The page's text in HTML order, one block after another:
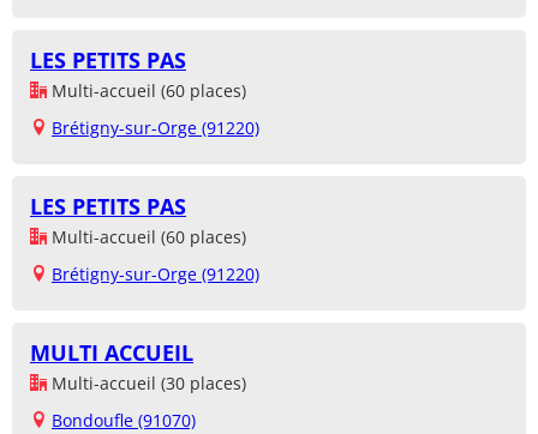
LES PETITS PAS
Multi-accueil (60 places)
Brétigny-sur-Orge (91220)
LES PETITS PAS
Multi-accueil (60 places)
Brétigny-sur-Orge (91220)
MULTI ACCUEIL
Multi-accueil (30 places)
Bondoufle (91070)